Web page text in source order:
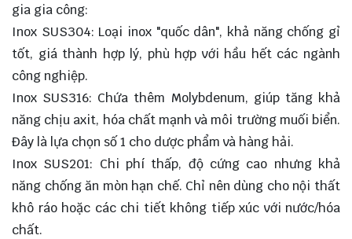
gia gia công:
Inox SUS304: Loại inox "quốc dân", khả năng chống gỉ
tốt, giá thành hợp lý, phù hợp với hầu hết các ngành
công nghiệp.
Inox SUS316: Chứa thêm Molybdenum, giúp tăng khả
năng chịu axit, hóa chất mạnh và môi trường muối biển.
Đây là lựa chọn số 1 cho dược phẩm và hàng hải.
Inox SUS201: Chi phí thấp, độ cứng cao nhưng khả
năng chống ăn mòn hạn chế. Chỉ nên dùng cho nội thất
khô ráo hoặc các chi tiết không tiếp xúc với nước/hóa
chất.